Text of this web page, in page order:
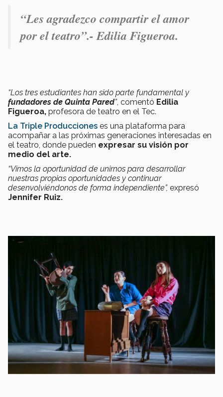
“Les agradezco compartir el amor
por el teatro”.- Edilia Figueroa.
“Los tres estudiantes han sido parte fundamental y
fundadores de Quinta Pared”, comentó Edilia
Figueroa, profesora de teatro en el Tec.
La Triple Producciones es una plataforma para
acompañar a las próximas generaciones interesadas en
el teatro, donde pueden expresar su visión por
medio del arte.
“Vimos la oportunidad de unirnos para desarrollar
nuestras propias oportunidades y continuar
desenvolviéndonos de forma independiente”, expresó
Jennifer Ruiz.